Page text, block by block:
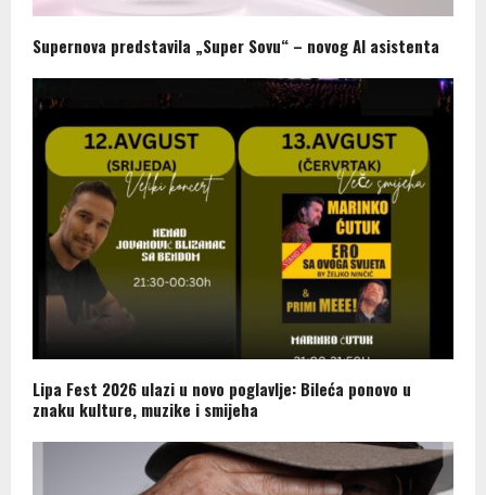
Supernova predstavila „Super Sovu“ – novog AI asistenta
Lipa Fest 2026 ulazi u novo poglavlje: Bileća ponovo u
znaku kulture, muzike i smijeha